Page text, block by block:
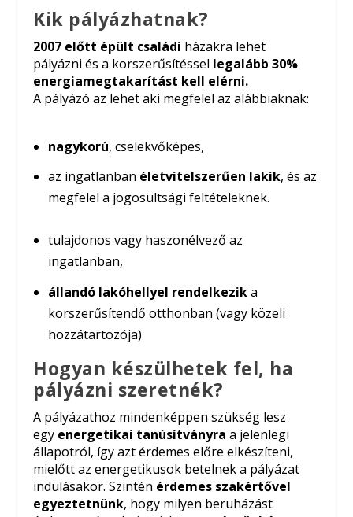
Kik pályázhatnak?
2007 előtt épült családi házakra lehet
pályázni és a korszerűsítéssel legalább 30%
energiamegtakarítást kell elérni.
A pályázó az lehet aki megfelel az alábbiaknak:
nagykorú, cselekvőképes,
az ingatlanban életvitelszerűen lakik, és az
megfelel a jogosultsági feltételeknek.
tulajdonos vagy haszonélvező az
ingatlanban,
állandó lakóhellyel rendelkezika
korszerűsítendő otthonban (vagy közeli
hozzátartozója)
Hogyan készülhetek fel, ha
pályázni szeretnék?
A pályázathoz mindenképpen szükség lesz
egy energetikai tanúsítványra a jelenlegi
állapotról, így azt érdemes előre elkészíteni,
mielőtt az energetikusok betelnek a pályázat
indulásakor. Szintén érdemes szakértővel
egyeztetnünk, hogy milyen beruházást